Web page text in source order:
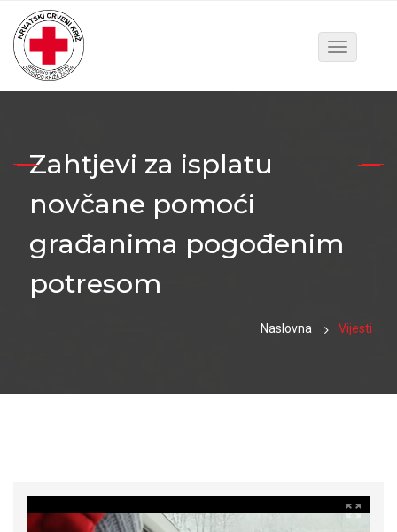
Toggle
Zahtjevi za isplatu
novčane pomoći
građanima pogođenim
potresom
Naslovna Vijesti